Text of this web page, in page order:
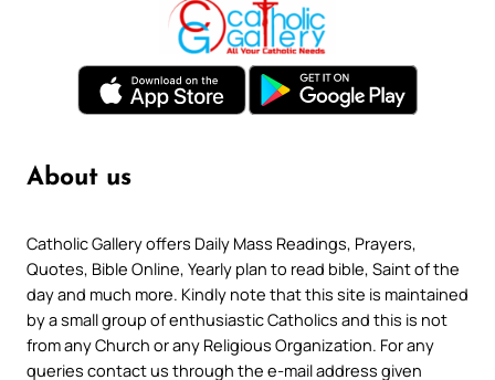
About us
Catholic Gallery offers Daily Mass Readings, Prayers,
Quotes, Bible Online, Yearly plan to read bible, Saint of the
day and much more. Kindly note that this site is maintained
by a small group of enthusiastic Catholics and this is not
from any Church or any Religious Organization. For any
queries contact us through the e-mail address given